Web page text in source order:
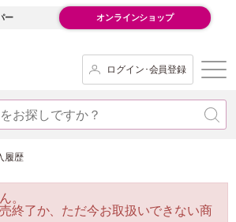
ー オンラインショップ
ログイン･会員登録
履歴
。
終了か、ただ今お取扱いできない商